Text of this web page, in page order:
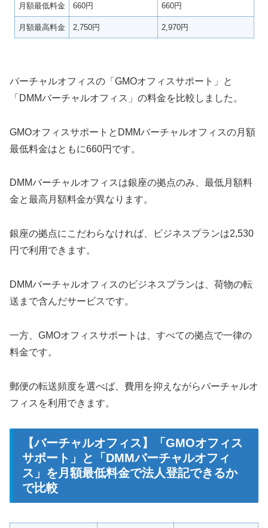
月額最低料金 660円 660円
月額最高料金 2,750円 2,970円
バーチャルオフィスの「GMOオフィスサポート」と
「DMMバーチャルオフィス」の料金を比較しました。
GMOオフィスサポートとDMMバーチャルオフィスの月額
最低料金はともに660円です。
DMMバーチャルオフィスは銀座の拠点のみ、最低月額料
金と最高月額料金が異なります。
銀座の拠点にこだわらなければ、ビジネスプランは2,530
円で利用できます。
DMMバーチャルオフィスのビジネスプランは、荷物の転
送まで含んだサービスです。
一方、GMOオフィスサポートは、すべての拠点で一律の
料金です。
郵便の転送頻度を選べば、費用を抑えながらバーチャルオ
フィスを利用できます。
【バーチャルオフィス】「GMOオフィス
サポート」と「DMMバーチャルオフィ
ス」を月額最低料金で法人登記できるか
で比較